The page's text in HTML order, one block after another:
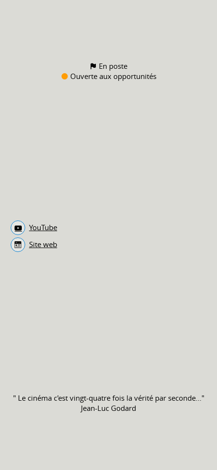
En poste
Ouverte aux opportunités
YouTube
Site web
" Le cinéma c'est vingt-quatre fois la vérité par seconde..."
Jean-Luc Godard